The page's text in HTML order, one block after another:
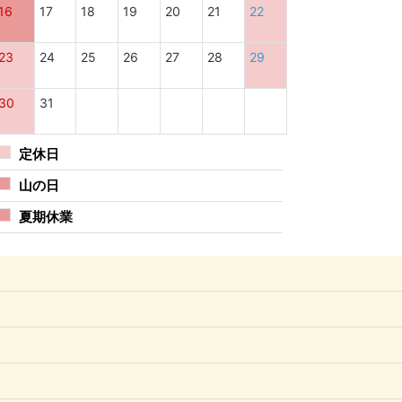
17 18 19 20 21 22
24 25 26 27 28 29
31
定休日
山の日
夏期休業